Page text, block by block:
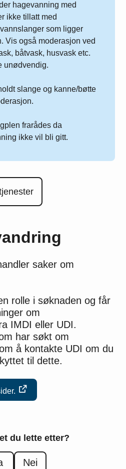
hagevanning med
ikke tillatt med
som ligger
Vis også moderasjon ved
båtvask, husvask etc.
unødvendig.
slange og kanne/bøtte
frarådes da
ikke vil bli gitt.
saker om
rolle i søknaden og får
om
IMDI eller UDI.
har søkt om
å kontakte UDI om du
til dette.
du lette etter?
Nei